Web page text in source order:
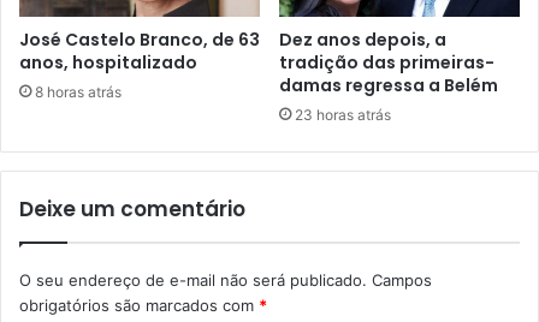
José Castelo Branco, de 63
anos, hospitalizado
8 horas atrás
Dez anos depois, a
tradição das primeiras-
damas regressa a Belém
23 horas atrás
Deixe um comentário
O seu endereço de e-mail não será publicado. Campos
obrigatórios são marcados com *